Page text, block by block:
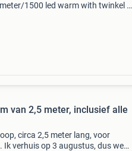
1500 led warm with twinkel is
van 2,5 meter, inclusief alle
circa 2,5 meter lang, voor
Ik verhuis op 3 augustus, dus wees